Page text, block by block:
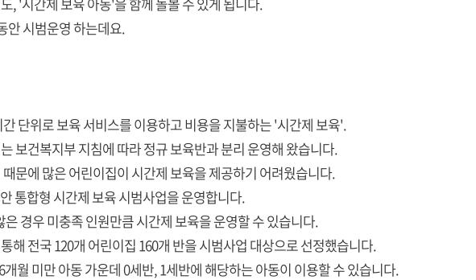
안 시범운영 하는데요.
단위로 보육 서비스를 이용하고 비용을 지불하는 '시간제 보육'.
보건복지부 지침에 따라 정규 보육반과 분리 운영해 왔습니다.
문에 많은 어린이집이 시간제 보육을 제공하기 어려웠습니다.
통합형 시간제 보육 시범사업을 운영합니다.
경우 미충족 인원만큼 시간제 보육을 운영할 수 있습니다.
해 전국 120개 어린이집 160개 반을 시범사업 대상으로 선정했습니다.
월 미만 아동 가운데 0세반, 1세반에 해당하는 아동이 이용할 수 있습니다.